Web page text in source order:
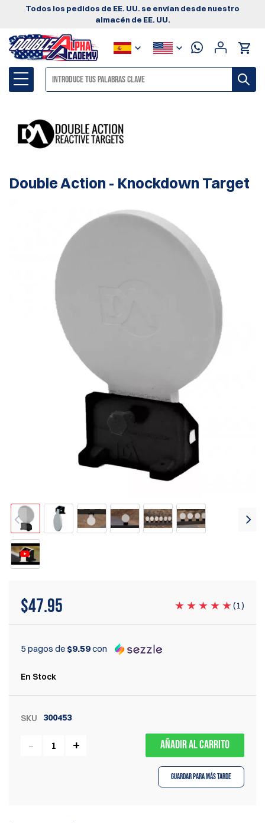
Todos los pedidos de EE. UU. se envían desde nuestro
almacén de EE. UU.
Double Action - Knockdown Target
$47.95 (1)
5 pagos de $9.59con
En Stock
SKU 300453
AÑADIR AL CARRITO
Guardar para más tarde